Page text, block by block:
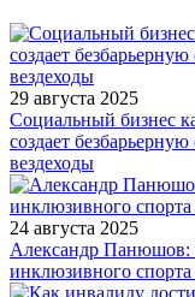
29 августа 2025
Социальный бизнес
создает
вездеходы
24 августа 2025
Александр Панюшов:
инклюзивного